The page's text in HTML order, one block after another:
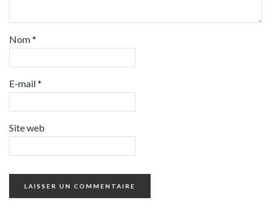
Nom*
E-mail*
Site web